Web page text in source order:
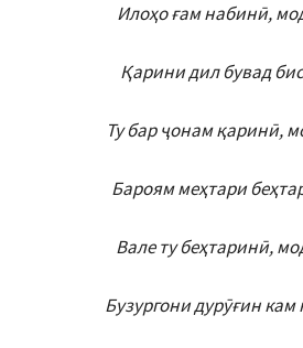
Илоҳо ғам набинӣ,
Қарини дил бувад
Ту бар ҷонам қаринӣ,
Бароям меҳтари
Вале ту беҳтаринӣ,
Бузургони дурӯғин